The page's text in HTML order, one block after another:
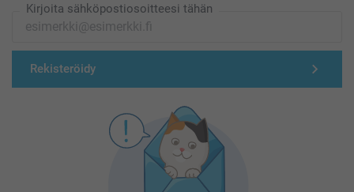
Kirjoita sähköpostiosoitteesi tähän
Rekisteröidy